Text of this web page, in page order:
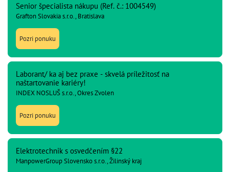
Senior špecialista nákupu (Ref. č.: 1004549)
Grafton Slovakia s.r.o., Bratislava
Pozri ponuku
Laborant/ ka aj bez praxe - skvelá príležitosť na
naštartovanie kariéry!
INDEX NOSLUŠ s.r.o., Okres Zvolen
Pozri ponuku
Elektrotechnik s osvedčením §22
ManpowerGroup Slovensko s.r.o., Žilinský kraj